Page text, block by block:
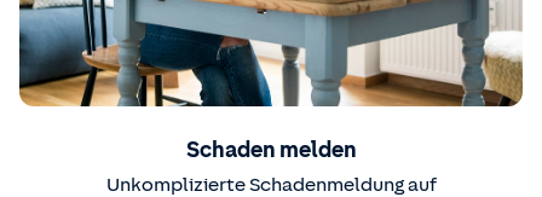
Schaden melden
Unkomplizierte Schadenmeldung auf